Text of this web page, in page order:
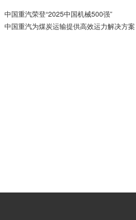
中国重汽荣登“2025中国机械500强”
中国重汽为煤炭运输提供高效运力解决方案